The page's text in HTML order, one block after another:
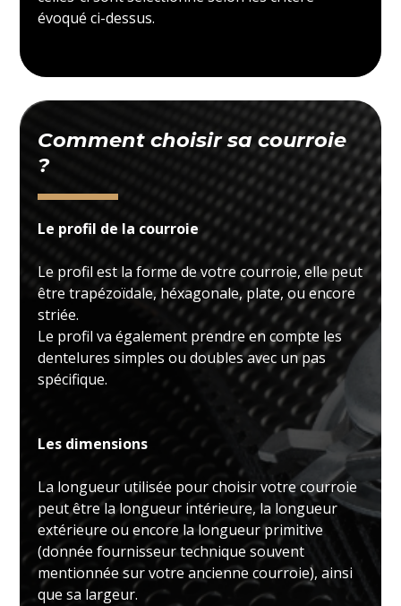
évoqué ci-dessus.
Comment choisir sa courroie
?
Le profil de la courroie
Le profil est la forme de votre courroie, elle peut
être trapézoïdale, héxagonale, plate, ou encore
striée.
Le profil va également prendre en compte les
dentelures simples ou doubles avec un pas
spécifique.
Les dimensions
La longueur utilisée pour choisir votre courroie
peut être la longueur intérieure, la longueur
extérieure ou encore la longueur primitive
(donnée fournisseur technique souvent
mentionnée sur votre ancienne courroie), ainsi
que sa largeur.